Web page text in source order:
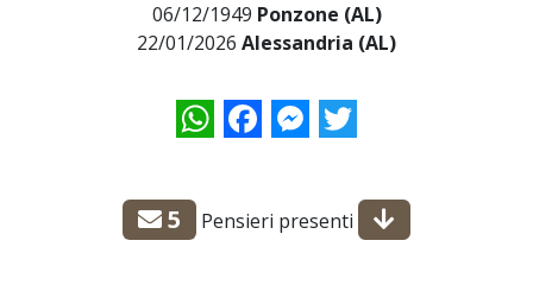
06/12/1949 Ponzone (AL)
22/01/2026 Alessandria (AL)
WhatsAppFacebookMessenger
Twitter
5 Pensieri presenti